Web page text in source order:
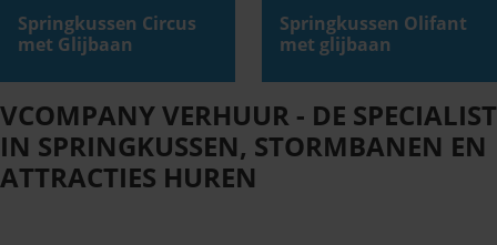
Springkussen Circus
met Glijbaan
Springkussen Olifant
met glijbaan
VCOMPANY VERHUUR - DE SPECIALIST
IN SPRINGKUSSEN, STORMBANEN EN
ATTRACTIES HUREN